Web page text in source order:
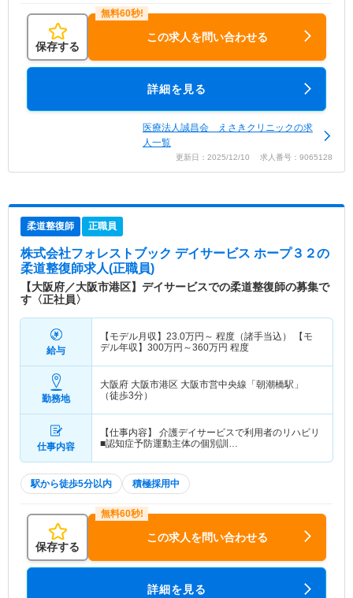
保存する
この求人を問い合わせる
詳細を見る
医療法人誠昌会 えさきクリニックの求
人一覧
更新日：2025/12/10 求人番号：9065128
柔道整復師 正職員
株式会社フォレストブック デイサービス ホープ３２の
柔道整復師求人(正職員)
【大阪府／大阪市港区】デイサービスでの柔道整復師の募集で
す〈正社員〉
給与
【モデル月収】 23.0万円～ 程度（諸手当込） 【モ
デル年収】 300万円～360万円 程度
勤務地
大阪府 大阪市港区 大阪市営中央線「朝潮橋駅」
（徒歩3分）
仕事内容
【仕事内容】 介護デイサービスで利用者のリハビリ
■認知症予防運動主体の個別訓…
駅から徒歩5分以内 積極採用中
保存する
この求人を問い合わせる
詳細を見る